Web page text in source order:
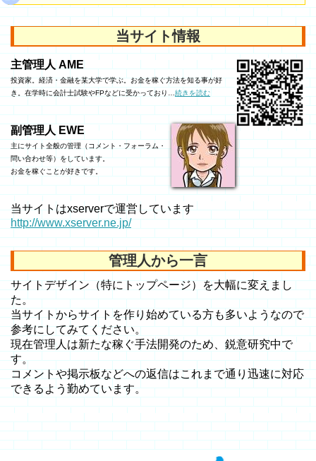
当サイト情報
主管理人 AME
投資家。経済・金融を某大学で学ぶ。お金を稼ぐ方法を知る事が好
き。在学時に会計士試験やFPなどに受かっており…続きを読む
副管理人 EWE
主にサイト全般の管理（コメント・フォーラム・
問い合わせ等）をしています。
お金を稼ぐことが好きです。
当サイトはxserverで運営しています
http://www.xserver.ne.jp/
管理人から一言
サイトデザイン（特にトップページ）を大幅に変えまし
た。
当サイトからサイトを作り始めている方も多いようなので
参考にしてみてください。
現在管理人は新たな稼ぐ手法開発のため、鋭意研究中で
す。
コメントや掲示板などへの返信はこれまで通り迅速に対応
できるよう勤めています。